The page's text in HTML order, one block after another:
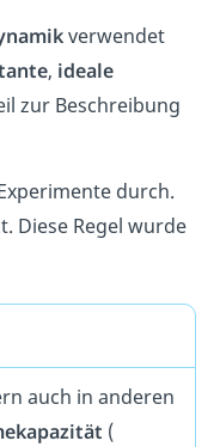
verwendet
, ideale
zur Beschreibung
durch.
Diese Regel wurde
auch in anderen
(